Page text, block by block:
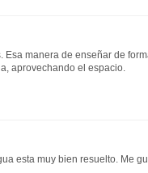
Esa manera de enseñar de
aprovechando el espacio.
esta muy bien resuelto. Me